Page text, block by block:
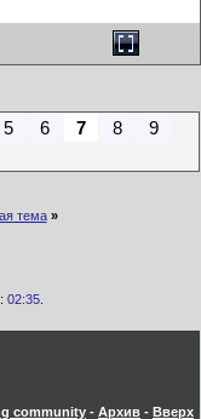
5 6 7 8
9
тема »
02:35.
community - Архив - Вверх